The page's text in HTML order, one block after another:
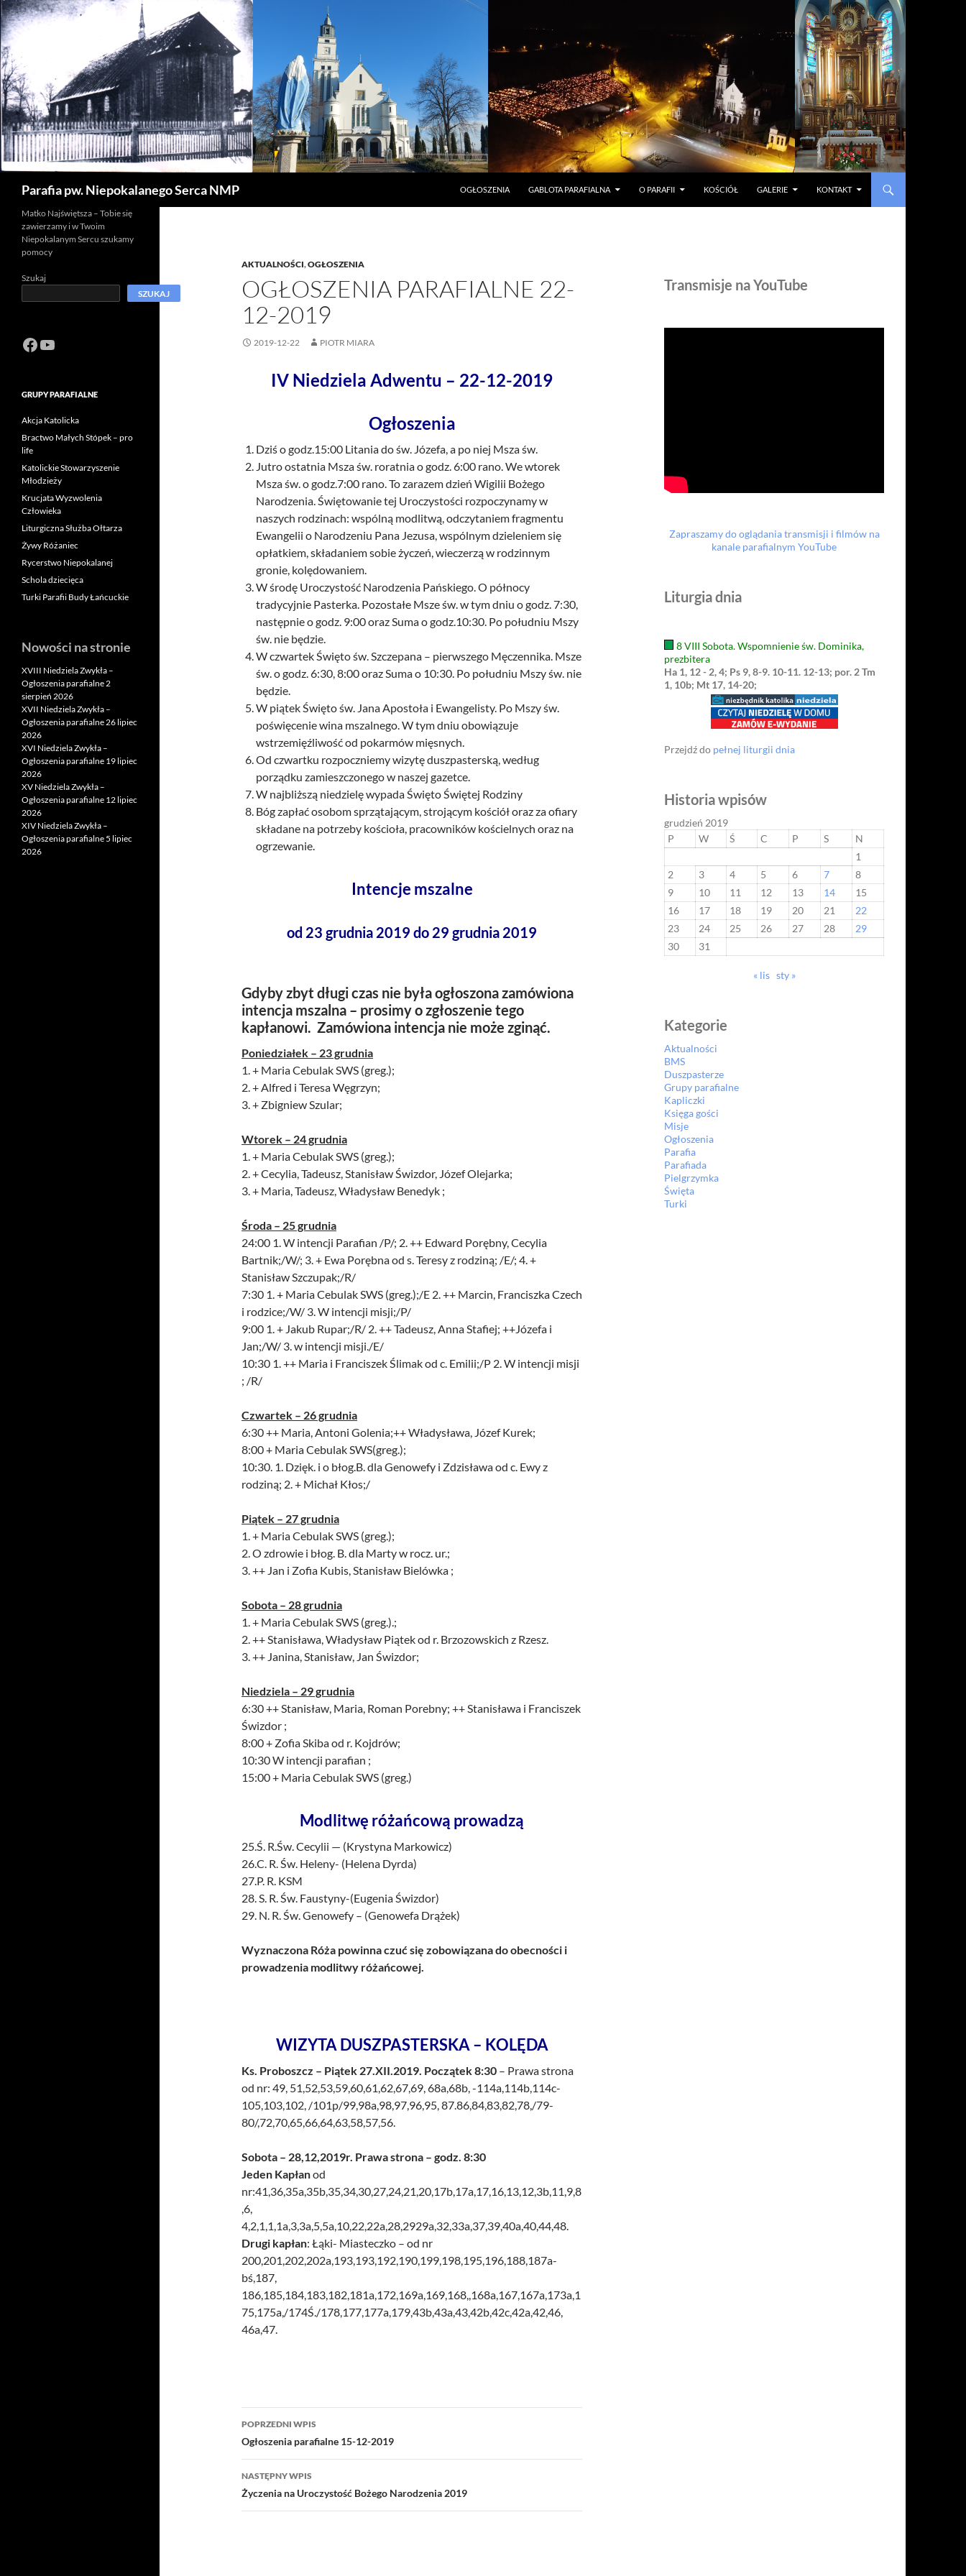
Parafia pw. Niepokalanego Serca NMP
OGŁOSZENIA
GABLOTA PARAFIALNA O PARAFII KOŚCIÓŁ GALERIE KONTAKT
AKTUALNOŚCI,OGŁOSZENIA
OGŁOSZENIA PARAFIALNE 22-
12-2019
2019-12-22 PIOTR MIARA
IV Niedziela Adwentu – 22-12-2019
Ogłoszenia
Dziś o godz.15:00 Litania do św. Józefa, a po niej Msza św.
Jutro ostatnia Msza św. roratnia o godz. 6:00 rano. We wtorek
Msza św. o godz.7:00 rano. To zarazem dzień Wigilii Bożego
Narodzenia. Świętowanie tej Uroczystości rozpoczynamy w
naszych rodzinach: wspólną modlitwą, odczytaniem fragmentu
Ewangelii o Narodzeniu Pana Jezusa, wspólnym dzieleniem się
opłatkiem, składaniem sobie życzeń, wieczerzą w rodzinnym
gronie, kolędowaniem.
W środę Uroczystość Narodzenia Pańskiego. O północy
tradycyjnie Pasterka. Pozostałe Msze św. w tym dniu o godz. 7:30,
następnie o godz. 9:00 oraz Suma o godz.10:30. Po południu Mszy
św. nie będzie.
W czwartek Święto św. Szczepana – pierwszego Męczennika. Msze
św. o godz. 6:30, 8:00 oraz Suma o 10:30. Po południu Mszy św. nie
będzie.
W piątek Święto św. Jana Apostoła i Ewangelisty. Po Mszy św.
poświęcenie wina mszalnego. W tym dniu obowiązuje
wstrzemięźliwość od pokarmów mięsnych.
Od czwartku rozpoczniemy wizytę duszpasterską, według
porządku zamieszczonego w naszej gazetce.
W najbliższą niedzielę wypada Święto Świętej Rodziny
Bóg zapłać osobom sprzątającym, strojącym kościół oraz za ofiary
składane na potrzeby kościoła, pracowników kościelnych oraz na
ogrzewanie.
Intencje mszalne
od 23 grudnia 2019 do 29 grudnia 2019
Gdyby zbyt długi czas nie była ogłoszona zamówiona
intencja mszalna – prosimy o zgłoszenie tego
kapłanowi. Zamówiona intencja nie może zginąć.
Poniedziałek – 23 grudnia
1. + Maria Cebulak SWS (greg.);
2. + Alfred i Teresa Węgrzyn;
3. + Zbigniew Szular;
Wtorek – 24 grudnia
1. + Maria Cebulak SWS (greg.);
2. + Cecylia, Tadeusz, Stanisław Świzdor, Józef Olejarka;
3. + Maria, Tadeusz, Władysław Benedyk ;
Środa – 25 grudnia
24:00 1. W intencji Parafian /P/; 2. ++ Edward Porębny, Cecylia
Bartnik;/W/; 3. + Ewa Porębna od s. Teresy z rodziną; /E/; 4. +
Stanisław Szczupak;/R/
7:30 1. + Maria Cebulak SWS (greg.);/E 2. ++ Marcin, Franciszka Czech
i rodzice;/W/ 3. W intencji misji;/P/
9:00 1. + Jakub Rupar;/R/ 2. ++ Tadeusz, Anna Stafiej; ++Józefa i
Jan;/W/ 3. w intencji misji./E/
10:30 1. ++ Maria i Franciszek Ślimak od c. Emilii;/P 2. W intencji misji
; /R/
Czwartek – 26 grudnia
6:30 ++ Maria, Antoni Golenia;++ Władysława, Józef Kurek;
8:00 + Maria Cebulak SWS(greg.);
10:30. 1. Dzięk. i o błog.B. dla Genowefy i Zdzisława od c. Ewy z
rodziną; 2. + Michał Kłos;/
Piątek – 27 grudnia
1. + Maria Cebulak SWS (greg.);
2. O zdrowie i błog. B. dla Marty w rocz. ur.;
3. ++ Jan i Zofia Kubis, Stanisław Bielówka ;
Sobota – 28 grudnia
1. + Maria Cebulak SWS (greg.).;
2. ++ Stanisława, Władysław Piątek od r. Brzozowskich z Rzesz.
3. ++ Janina, Stanisław, Jan Świzdor;
Niedziela – 29 grudnia
6:30 ++ Stanisław, Maria, Roman Porebny; ++ Stanisława i Franciszek
Świzdor ;
8:00 + Zofia Skiba od r. Kojdrów;
10:30 W intencji parafian ;
15:00 + Maria Cebulak SWS (greg.)
Modlitwę różańcową prowadzą
25.Ś. R.Św. Cecylii — (Krystyna Markowicz)
26.C. R. Św. Heleny- (Helena Dyrda)
27.P. R. KSM
28. S. R. Św. Faustyny-(Eugenia Świzdor)
29. N. R. Św. Genowefy – (Genowefa Drążek)
Wyznaczona Róża powinna czuć się zobowiązana do obecności i
prowadzenia modlitwy różańcowej.
WIZYTA DUSZPASTERSKA – KOLĘDA
Ks. Proboszcz – Piątek 27.XII.2019. Początek 8:30 – Prawa strona
od nr: 49, 51,52,53,59,60,61,62,67,69, 68a,68b, -114a,114b,114c-
105,103,102, /101p/99,98a,98,97,96,95, 87.86,84,83,82,78,/79-
80/,72,70,65,66,64,63,58,57,56.
Sobota – 28,12,2019r. Prawa strona – godz. 8:30
Jeden Kapłanod
nr:41,36,35a,35b,35,34,30,27,24,21,20,17b,17a,17,16,13,12,3b,11,9,8
,6,
4,2,1,1,1a,3,3a,5,5a,10,22,22a,28,2929a,32,33a,37,39,40a,40,44,48.
Drugi kapłan: Łąki- Miasteczko – od nr
200,201,202,202a,193,193,192,190,199,198,195,196,188,187a-
bś,187,
186,185,184,183,182,181a,172,169a,169,168,,168a,167,167a,173a,1
75,175a,/174Ś./178,177,177a,179,43b,43a,43,42b,42c,42a,42,46,
46a,47.
Nawigacja
wpisu
POPRZEDNI WPIS
Ogłoszenia parafialne 15-12-2019
NASTĘPNY WPIS
Życzenia na Uroczystość Bożego Narodzenia 2019
Transmisje na YouTube
Zapraszamy do oglądania transmisji i filmów na
kanale parafialnym YouTube
Liturgia dnia
8 VIII Sobota. Wspomnienie św. Dominika,
prezbitera
Ha 1, 12 - 2, 4; Ps 9, 8-9. 10-11. 12-13; por. 2 Tm
1, 10b; Mt 17, 14-20;
Przejdź do pełnej liturgii dnia
Historia wpisów
grudzień 2019
P
W Ś C P S
N
1
2
3 4 5 6 7
8
9
10 11 12 13 14
15
16
17 18 19 20 21
22
23
24 25 26 27 28
29
30
31
« lis sty »
Kategorie
Aktualności
BMS
Duszpasterze
Grupy parafialne
Kapliczki
Księga gości
Misje
Ogłoszenia
Parafia
Parafiada
Pielgrzymka
Święta
Turki
Matko Najświętsza – Tobie się
zawierzamy i w Twoim
Niepokalanym Sercu szukamy
pomocy
Szukaj
SZUKAJ
Facebook
https://www.youtube.com/channel/UCeN8ciSo_a79igwmwNXx2qw
GRUPY PARAFIALNE
Akcja Katolicka
Bractwo Małych Stópek – pro
life
Katolickie Stowarzyszenie
Młodzieży
Krucjata Wyzwolenia
Człowieka
Liturgiczna Służba Ołtarza
Żywy Różaniec
Rycerstwo Niepokalanej
Schola dziecięca
Turki Parafii Budy Łańcuckie
Nowości na stronie
XVIII Niedziela Zwykła –
Ogłoszenia parafialne 2
sierpień 2026
XVII Niedziela Zwykła –
Ogłoszenia parafialne 26 lipiec
2026
XVI Niedziela Zwykła –
Ogłoszenia parafialne 19 lipiec
2026
XV Niedziela Zwykła –
Ogłoszenia parafialne 12 lipiec
2026
XIV Niedziela Zwykła –
Ogłoszenia parafialne 5 lipiec
2026